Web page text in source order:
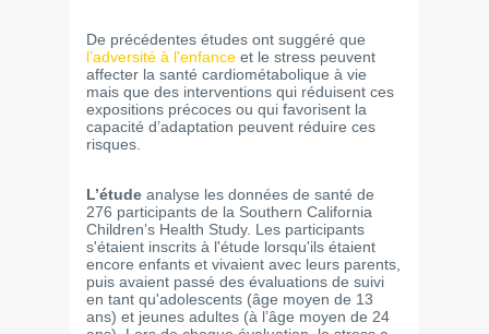
De précédentes études ont suggéré que
l’adversité à l'enfance et le stress peuvent
affecter la santé cardiométabolique à vie
mais que des interventions qui réduisent ces
expositions précoces ou qui favorisent la
capacité d’adaptation peuvent réduire ces
risques.
L’étude analyse les données de santé de
276 participants de la Southern California
Children’s Health Study. Les participants
s'étaient inscrits à l'étude lorsqu'ils étaient
encore enfants et vivaient avec leurs parents,
puis avaient passé des évaluations de suivi
en tant qu'adolescents (âge moyen de 13
ans) et jeunes adultes (à l’âge moyen de 24